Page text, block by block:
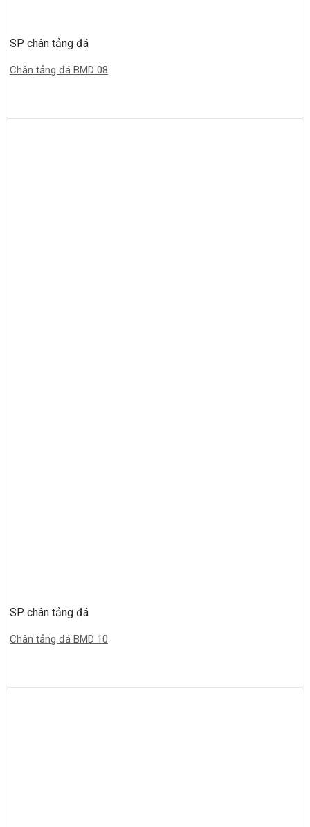
SP chân tảng đá
Chân tảng đá BMD 08
SP chân tảng đá
Chân tảng đá BMD 10